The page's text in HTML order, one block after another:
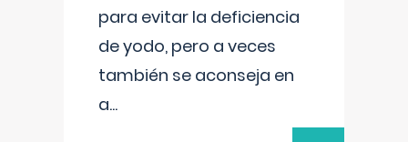
para evitar la deficiencia
de yodo, pero a veces
también se aconseja en
a...